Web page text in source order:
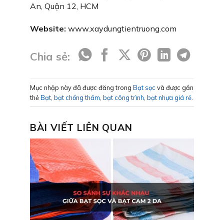
An, Quận 12, HCM
Website: www.xaydungtientruong.com
Chia sẻ:
Mục nhập này đã được đăng trong Bạt sọc và được gắn
thẻBạt bạt chống thấm bạt công trình bạt nhựa giá rẻ
BÀI VIẾT LIÊN QUAN